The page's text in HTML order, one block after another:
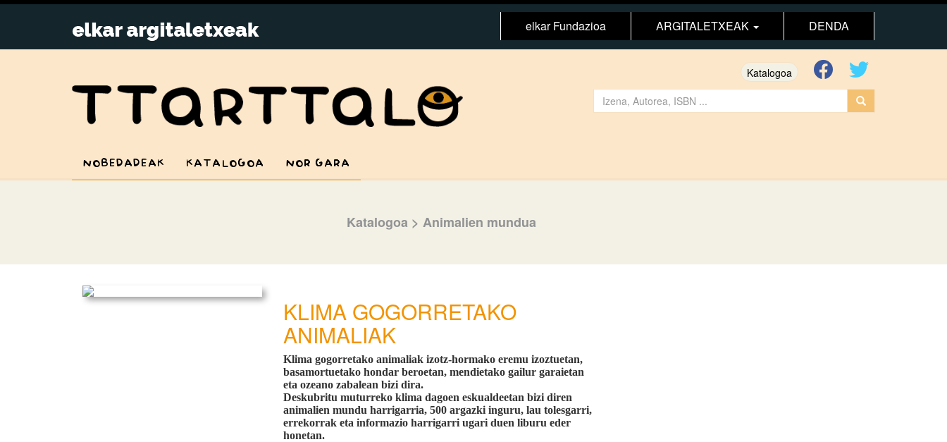
elkar Fundazioa ARGITALETXEAK DENDA
Katalogoa
NOBEDADEAK KATALOGOA NOR GARA
Katalogoa > Animalien mundua
KLIMA GOGORRETAKO
ANIMALIAK
Klima gogorretako animaliak izotz-hormako eremu izoztuetan,
basamortuetako hondar beroetan, mendietako gailur garaietan
eta ozeano zabalean bizi dira.
Deskubritu muturreko klima dagoen eskualdeetan bizi diren
animalien mundu harrigarria, 500 argazki inguru, lau tolesgarri,
errekorrak eta informazio harrigarri ugari duen liburu eder
honetan.